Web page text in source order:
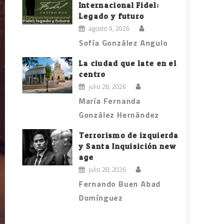
Internacional Fidel:
Legado y futuro
agosto 9, 2026
Sofía González Angulo
La ciudad que late en el
centro
julio 28, 2026
María Fernanda
González Hernández
Terrorismo de izquierda
y Santa Inquisición new
age
julio 28, 2026
Fernando Buen Abad
Domínguez